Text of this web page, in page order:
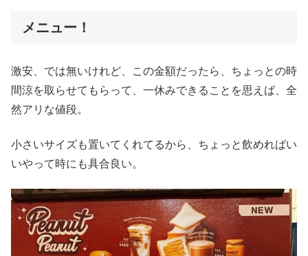
メニュー！
激安、では無いけれど、この金額だったら、ちょっとの時
間涼を取らせてもらって、一休みできることを思えば、全
然アリな値段。
小さいサイズも置いてくれてるから、ちょっと飲めればい
いやって時にも具合良い。